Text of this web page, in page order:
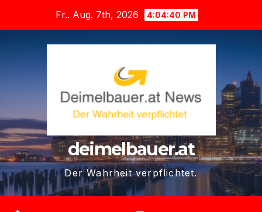
Fr.. Aug. 7th, 2026 4:04:42 PM
deimelbauer.at
Der Wahrheit verpflichtet.